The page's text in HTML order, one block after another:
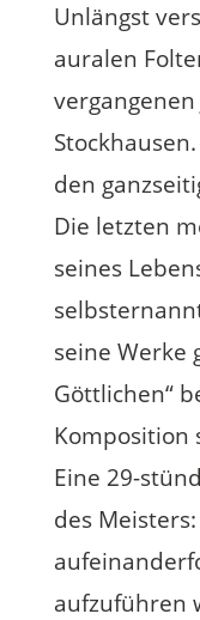
Unlängst
auralen
den
Die letzten
seines
seine Werke
Göttlichen“
Komposition
Eine 29-
des
aufzuführen